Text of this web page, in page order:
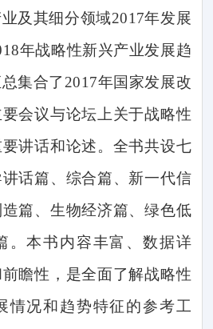
及其细分领域2017年发展
年战略性新兴产业发展趋
集合了 2017年国家发展改
会议与论坛上关于战略性
讲话和论述。全书共设七
话篇、综合篇、新一代信
篇、生物经济篇、绿色低
。本书内容丰富、数据详
瞻性，是全面了解战略性
情况和趋势特征的参考工